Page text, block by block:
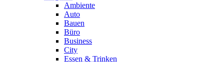
Ambiente
Auto
Bauen
Büro
Business
City
Essen & Trinken